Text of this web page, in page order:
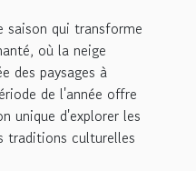
saison qui transforme
où la neige
des paysages à
de l'année offre
unique d'explorer les
traditions culturelles